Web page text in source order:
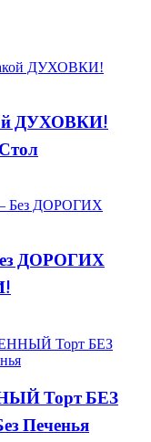
ДУХОВКИ!
ДОРОГИХ
Торт БЕЗ
Печенья